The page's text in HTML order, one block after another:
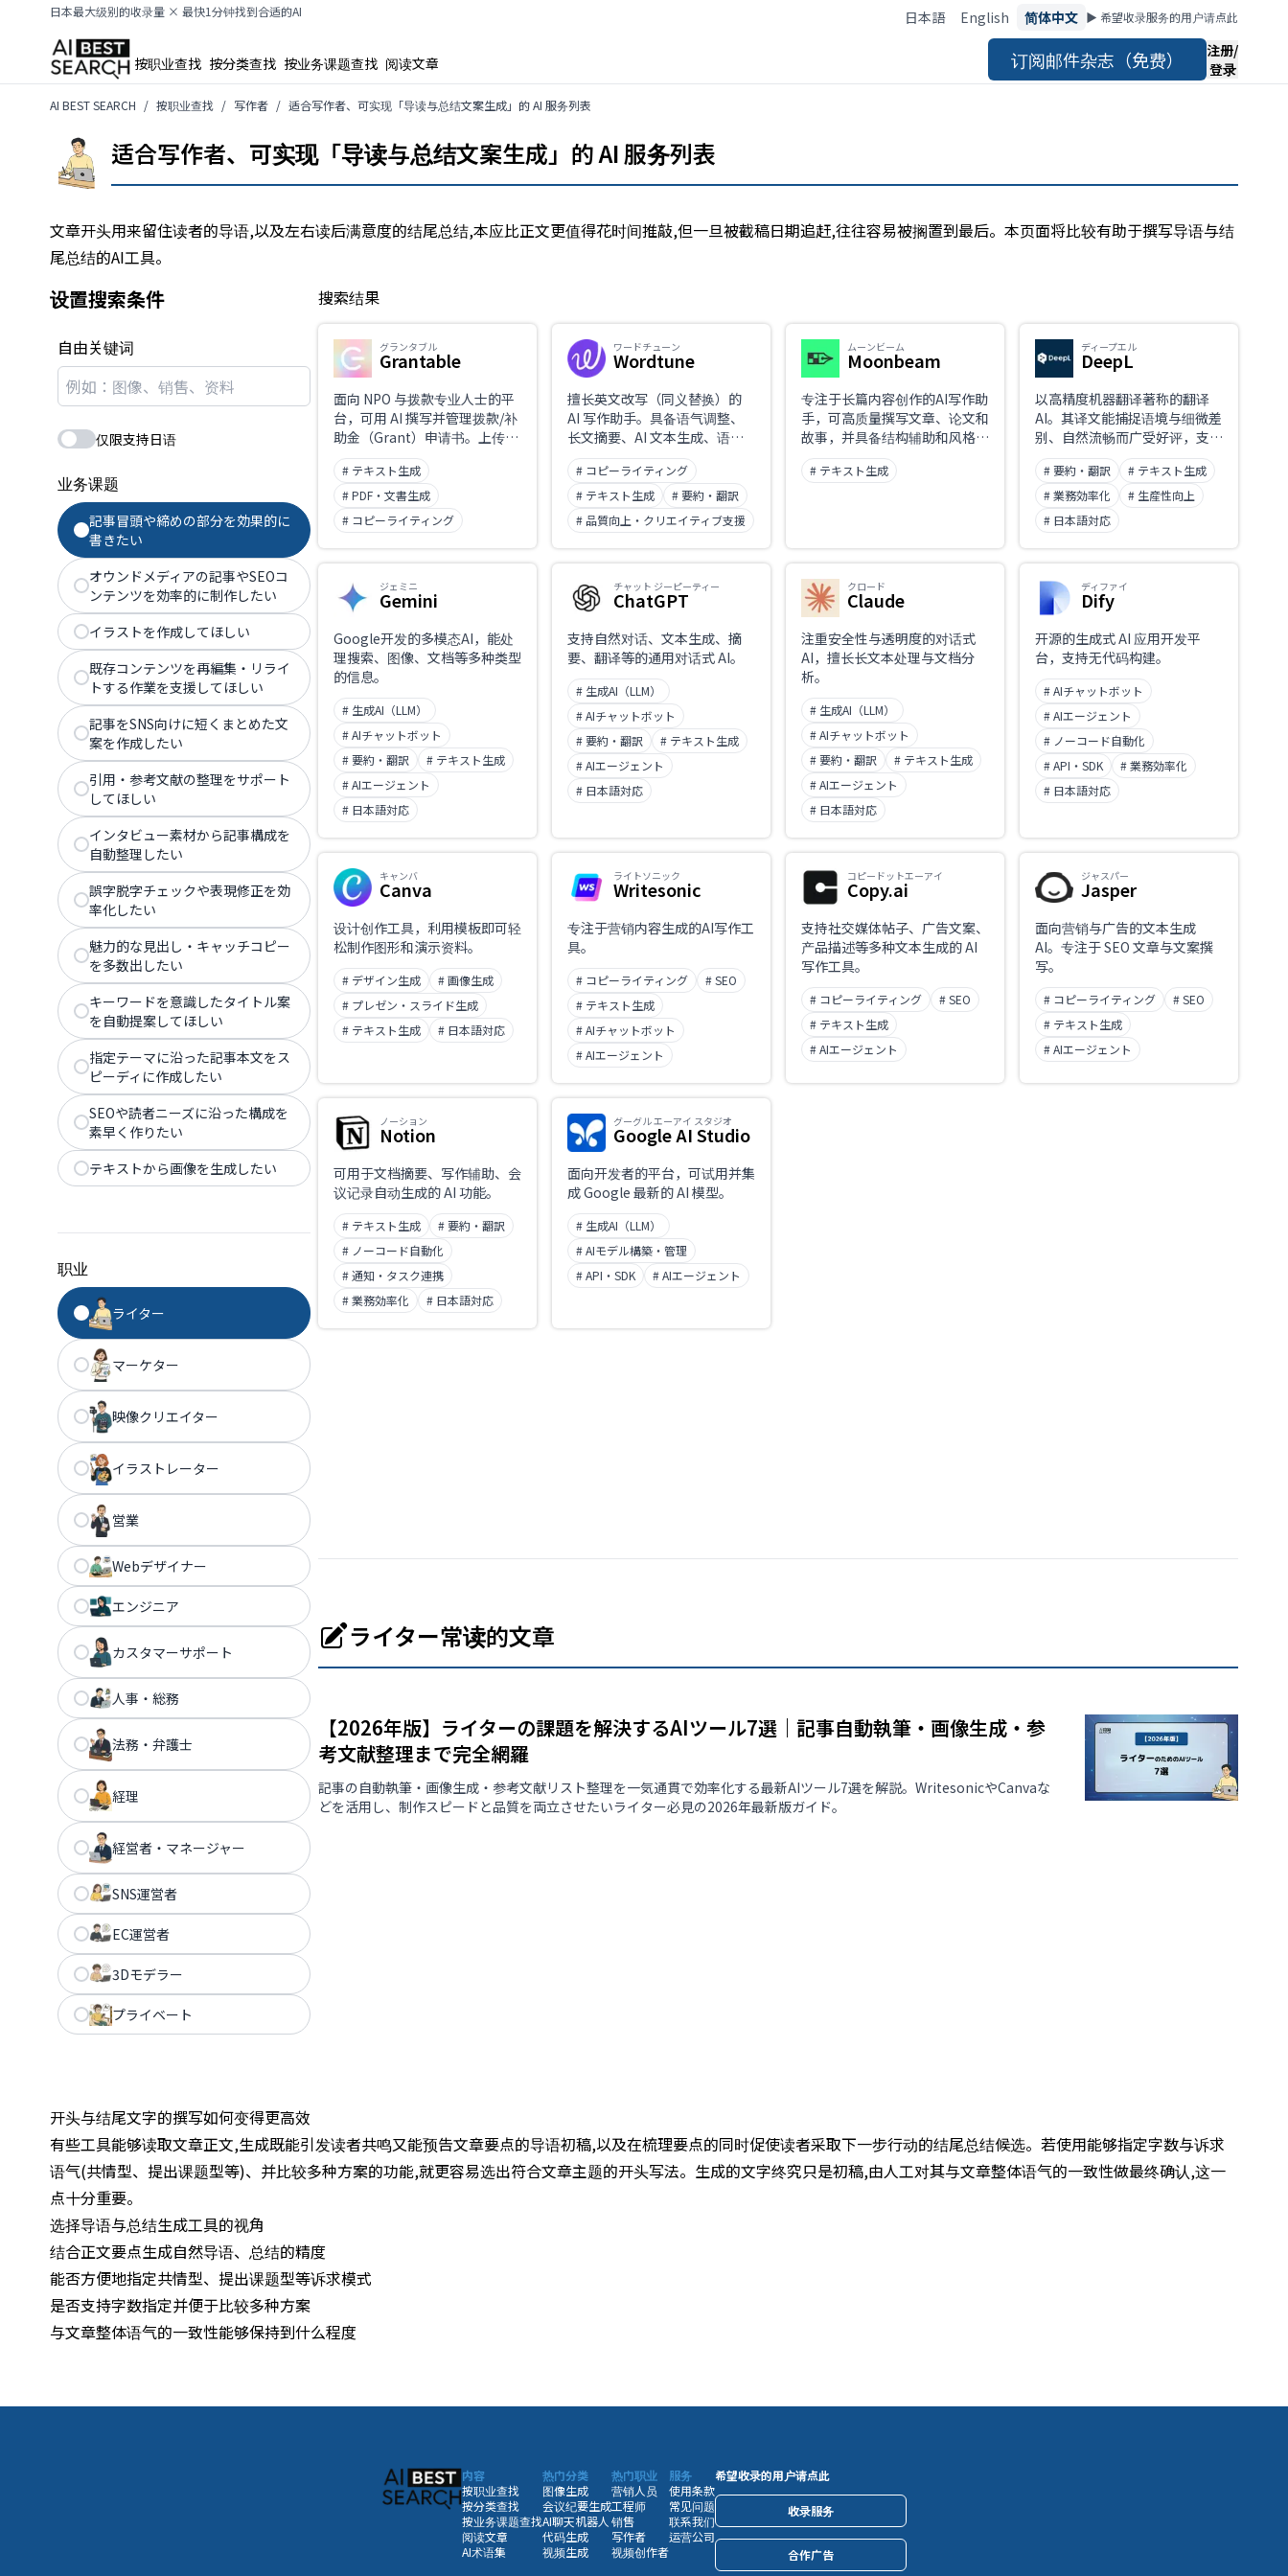
日本最大级别的收录量 × 最快1分钟找到合适的AI 日本語 English 简体中文 ▶︎ 希望收录服务的用户请点此
按职业查找 按分类查找 按业务课题查找 阅读文章 订阅邮件杂志（免费）
注册/
登录
AI BEST SEARCH 按职业查找 写作者 适合写作者、可实现「导读与总结文案生成」的 AI 服务列表
适合写作者、可实现「导读与总结文案生成」的 AI 服务列表
文章开头用来留住读者的导语,以及左右读后满意度的结尾总结,本应比正文更值得花时间推敲,但一旦被截稿日期追赶,往往容易被搁置到最后。本页面将比较有助于撰写导语与结
尾总结的AI工具。
设置搜索条件
自由关键词
仅限支持日语
业务课题
記事冒頭や締めの部分を効果的に
書きたい
オウンドメディアの記事やSEOコ
ンテンツを効率的に制作したい
イラストを作成してほしい
既存コンテンツを再編集・リライ
トする作業を支援してほしい
記事をSNS向けに短くまとめた文
案を作成したい
引用・参考文献の整理をサポート
してほしい
インタビュー素材から記事構成を
自動整理したい
誤字脱字チェックや表現修正を効
率化したい
魅力的な見出し・キャッチコピー
を多数出したい
キーワードを意識したタイトル案
を自動提案してほしい
指定テーマに沿った記事本文をス
ピーディに作成したい
SEOや読者ニーズに沿った構成を
素早く作りたい
テキストから画像を生成したい
职业
ライター
マーケター
映像クリエイター
イラストレーター
営業
Webデザイナー
エンジニア
カスタマーサポート
人事・総務
法務・弁護士
経理
経営者・マネージャー
SNS運営者
EC運営者
3Dモデラー
プライベート
搜索结果
グランタブル
Grantable
面向 NPO 与拨款专业人士的平
台，可用 AI 撰写并管理拨款/补
助金（Grant）申请书。上传过
往申请书与资料后，AI 会学习
组织信息与文风，生成提案书
（Proposal）草稿。通过
GrantGraph 进行资助方
（Funder）匹配、RFP 分析、
团队协同编辑，为申请工作提供
# テキスト生成
# PDF・文書生成
# コピーライティング
ワードチューン
Wordtune
擅长英文改写（同义替换）的
AI 写作助手。具备语气调整、
长文摘要、AI 文本生成、语法
检查以及将 AI 味文字自然化
（Humanize）等功能。可通过
浏览器扩展或编辑器使用。主要
支持英语，实际上不支持中文或
日文文章的校对与改写。
# コピーライティング
# テキスト生成
# 要約・翻訳
# 品質向上・クリエイティブ支援
ムーンビーム
Moonbeam
专注于长篇内容创作的AI写作助
手，可高质量撰写文章、论文和
故事，并具备结构辅助和风格自
定义功能。
# テキスト生成
ディープエル
DeepL
以高精度机器翻译著称的翻译
AI。其译文能捕捉语境与细微差
别、自然流畅而广受好评，支持
30 多种语言。还提供润色与改
写文本的「DeepL Write」、整
篇文档翻译、术语库、浏览器扩
展与 API，强力助力商务英文邮
件与资料撰写。完整支持中文。
# 要約・翻訳
# テキスト生成
# 業務効率化
# 生産性向上
# 日本語対応
ジェミニ
Gemini
Google开发的多模态AI，能处
理搜索、图像、文档等多种类型
的信息。
# 生成AI（LLM）
# AIチャットボット
# 要約・翻訳
# テキスト生成
# AIエージェント
# 日本語対応
チャット ジーピーティー
ChatGPT
支持自然对话、文本生成、摘
要、翻译等的通用对话式 AI。
# 生成AI（LLM）
# AIチャットボット
# 要約・翻訳
# テキスト生成
# AIエージェント
# 日本語対応
クロード
Claude
注重安全性与透明度的对话式
AI，擅长长文本处理与文档分
析。
# 生成AI（LLM）
# AIチャットボット
# 要約・翻訳
# テキスト生成
# AIエージェント
# 日本語対応
ディファイ
Dify
开源的生成式 AI 应用开发平
台，支持无代码构建。
# AIチャットボット
# AIエージェント
# ノーコード自動化
# API・SDK
# 業務効率化
# 日本語対応
キャンバ
Canva
设计创作工具，利用模板即可轻
松制作图形和演示资料。
# デザイン生成
# 画像生成
# プレゼン・スライド生成
# テキスト生成
# 日本語対応
ライトソニック
Writesonic
专注于营销内容生成的AI写作工
具。
# コピーライティング
# SEO
# テキスト生成
# AIチャットボット
# AIエージェント
コピードットエーアイ
Copy.ai
支持社交媒体帖子、广告文案、
产品描述等多种文本生成的 AI
写作工具。
# コピーライティング
# SEO
# テキスト生成
# AIエージェント
ジャスパー
Jasper
面向营销与广告的文本生成
AI。专注于 SEO 文章与文案撰
写。
# コピーライティング
# SEO
# テキスト生成
# AIエージェント
ノーション
Notion
可用于文档摘要、写作辅助、会
议记录自动生成的 AI 功能。
# テキスト生成
# 要約・翻訳
# ノーコード自動化
# 通知・タスク連携
# 業務効率化
# 日本語対応
グーグル エーアイ スタジオ
Google AI Studio
面向开发者的平台，可试用并集
成 Google 最新的 AI 模型。
# 生成AI（LLM）
# AIモデル構築・管理
# API・SDK
# AIエージェント
ライター常读的文章
【2026年版】ライターの課題を解決するAIツール7選｜記事自動執筆・画像生成・参
考文献整理まで完全網羅
記事の自動執筆・画像生成・参考文献リスト整理を一気通貫で効率化する最新AIツール7選を解説。WritesonicやCanvaな
どを活用し、制作スピードと品質を両立させたいライター必見の2026年最新版ガイド。
开头与结尾文字的撰写如何变得更高效
有些工具能够读取文章正文,生成既能引发读者共鸣又能预告文章要点的导语初稿,以及在梳理要点的同时促使读者采取下一步行动的结尾总结候选。若使用能够指定字数与诉求
语气(共情型、提出课题型等)、并比较多种方案的功能,就更容易选出符合文章主题的开头写法。生成的文字终究只是初稿,由人工对其与文章整体语气的一致性做最终确认,这一
点十分重要。
选择导语与总结生成工具的视角
结合正文要点生成自然导语、总结的精度
能否方便地指定共情型、提出课题型等诉求模式
是否支持字数指定并便于比较多种方案
与文章整体语气的一致性能够保持到什么程度
内容
按职业查找
按分类查找
按业务课题查找
阅读文章
AI术语集
热门分类
图像生成
会议纪要生成
AI聊天机器人
代码生成
视频生成
热门职业
营销人员
工程师
销售
写作者
视频创作者
服务
使用条款
常见问题
联系我们
运营公司
希望收录的用户请点此
收录服务
合作广告